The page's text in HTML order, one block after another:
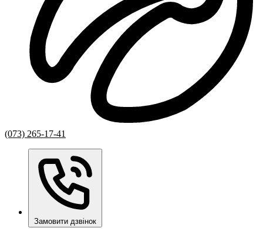
(073) 265-17-41
Замовити дзвінок